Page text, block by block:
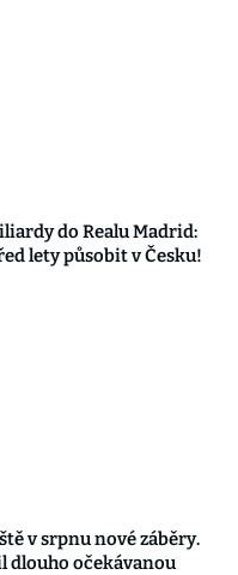
do Realu Madrid:
lety působit v Česku!
v srpnu nové záběry.
dlouho očekávanou